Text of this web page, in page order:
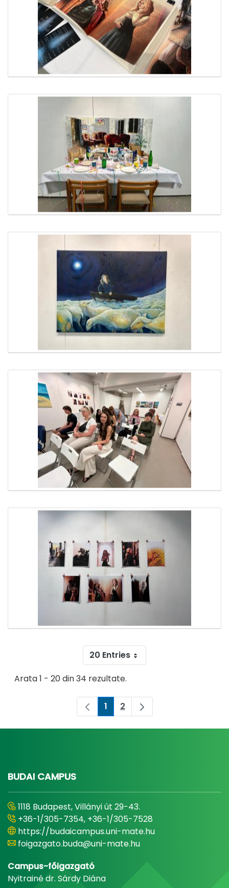
20 Entries
Arata 1 - 20 din 34 rezultate.
Pagina
1 Pagina
2
BUDAI CAMPUS
1118 Budapest, Villányi út 29-43.
+36-1/305-7354, +36-1/305-7528
https://budaicampus.uni-mate.hu
foigazgato.buda@uni-mate.hu
Campus-főigazgató
Nyitrainé dr. Sárdy Diána